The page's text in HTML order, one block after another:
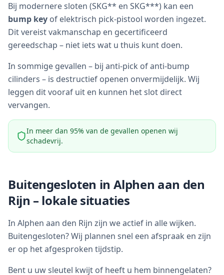
Bij modernere sloten (SKG** en SKG***) kan een
bump key of elektrisch pick-pistool worden ingezet.
Dit vereist vakmanschap en gecertificeerd
gereedschap – niet iets wat u thuis kunt doen.
In sommige gevallen – bij anti-pick of anti-bump
cilinders – is destructief openen onvermijdelijk. Wij
leggen dit vooraf uit en kunnen het slot direct
vervangen.
In meer dan 95% van de gevallen openen wij
schadevrij.
Buitengesloten in Alphen aan den
Rijn – lokale situaties
In Alphen aan den Rijn zijn we actief in alle wijken.
Buitengesloten? Wij plannen snel een afspraak en zijn
er op het afgesproken tijdstip.
Bent u uw sleutel kwijt of heeft u hem binnengelaten?